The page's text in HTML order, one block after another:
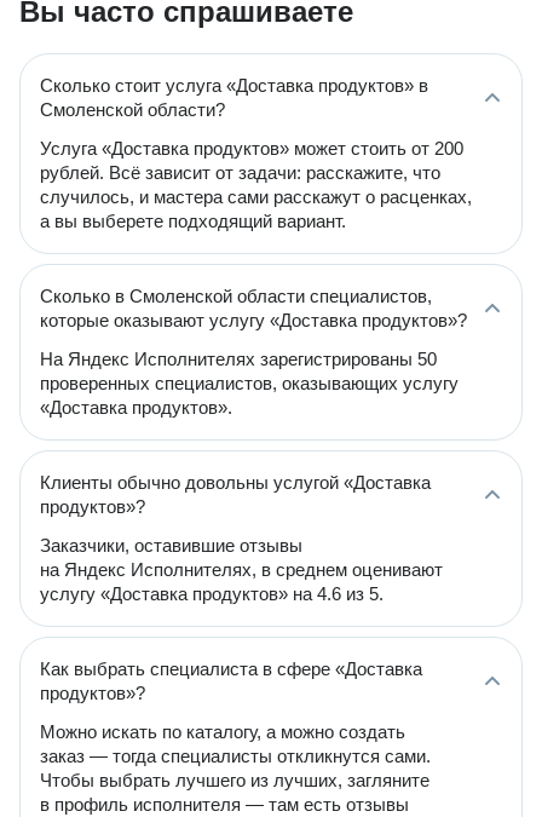
Вы часто спрашиваете
Сколько стоит услуга «Доставка продуктов» в
Смоленской области?
Услуга «Доставка продуктов» может стоить от 200
рублей. Всё зависит от задачи: расскажите, что
случилось, и мастера сами расскажут о расценках,
а вы выберете подходящий вариант.
Сколько в Смоленской области специалистов,
которые оказывают услугу «Доставка продуктов»?
На Яндекс Исполнителях зарегистрированы 50
проверенных специалистов, оказывающих услугу
«Доставка продуктов».
Клиенты обычно довольны услугой «Доставка
продуктов»?
Заказчики, оставившие отзывы
на Яндекс Исполнителях, в среднем оценивают
услугу «Доставка продуктов» на 4.6 из 5.
Как выбрать специалиста в сфере «Доставка
продуктов»?
Можно искать по каталогу, а можно создать
заказ — тогда специалисты откликнутся сами.
Чтобы выбрать лучшего из лучших, загляните
в профиль исполнителя — там есть отзывы